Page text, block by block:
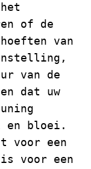
of de
van
van de
dat uw
en bloei.
voor een
voor een